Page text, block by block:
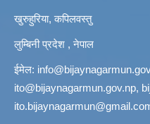
खुरुहुरिया, कपिलवस्तु
लुम्बिनी प्रदेश , नेपाल
ईमेल:
ito@bijaynagarmun.gov.np,